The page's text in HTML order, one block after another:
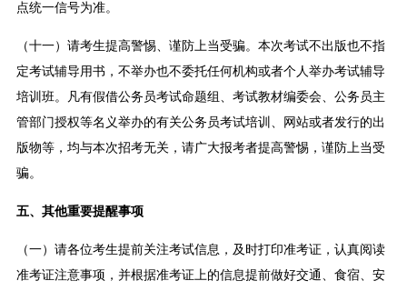
点统一信号为准。
（十一）请考生提高警惕、谨防上当受骗。本次考试不出版也不指
定考试辅导用书，不举办也不委托任何机构或者个人举办考试辅导
培训班。凡有假借公务员考试命题组、考试教材编委会、公务员主
管部门授权等名义举办的有关公务员考试培训、网站或者发行的出
版物等，均与本次招考无关，请广大报考者提高警惕，谨防上当受
骗。
五、其他重要提醒事项
（一）请各位考生提前关注考试信息，及时打印准考证，认真阅读
准考证注意事项，并根据准考证上的信息提前做好交通、食宿、安